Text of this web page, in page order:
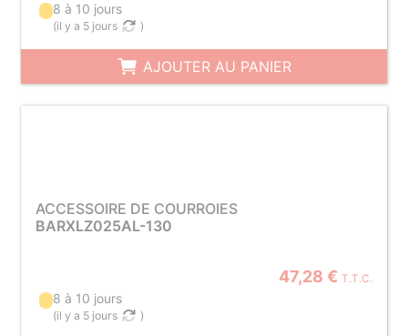
8 à 10 jours
(il y a 5 jours )
AJOUTER AU PANIER
ACCESSOIRE DE COURROIES
BARXLZ025AL-130
47,28 € T.T.C.
8 à 10 jours
(il y a 5 jours )